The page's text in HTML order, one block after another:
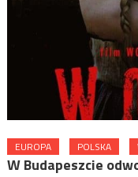
EUROPA POLSKA
W Budapeszcie